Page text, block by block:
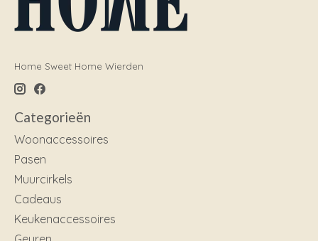
Home Sweet Home Wierden
Categorieën
Woonaccessoires
Pasen
Muurcirkels
Cadeaus
Keukenaccessoires